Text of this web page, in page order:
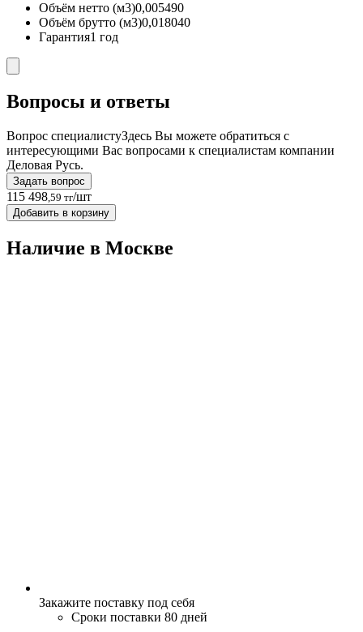
Объём нетто (м3)0,005490
Объём брутто (м3)0,018040
Гарантия1 год
Вопросы и ответы
Вопрос специалистуЗдесь Вы можете обратиться с
интересующими Вас вопросами к специалистам компании
Деловая Русь.
Задать вопрос
115 498 ,59 тг/шт
Добавить в корзину
Наличие в Москвe
Закажите поставку под себя
Сроки поставки 80 дней